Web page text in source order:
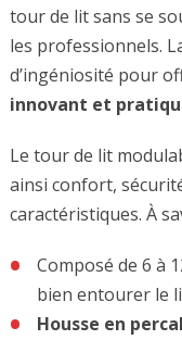
tour de lit sans se
les professionnels.
d’ingéniosité pour
innovant et
Le tour de lit
ainsi confort,
caractéristiques. À
Composé de 6 à
bien entourer le
Housse en